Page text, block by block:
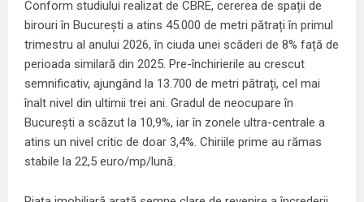
Conform studiului realizat de CBRE, cererea de spații de
birouri în București a atins 45.000 de metri pătrați în primul
trimestru al anului 2026, în ciuda unei scăderi de 8% față de
perioada similară din 2025. Pre-închirierile au crescut
semnificativ, ajungând la 13.700 de metri pătrați, cel mai
înalt nivel din ultimii trei ani. Gradul de neocupare în
București a scăzut la 10,9%, iar în zonele ultra-centrale a
atins un nivel critic de doar 3,4%. Chiriile prime au rămas
stabile la 22,5 euro/mp/lună.